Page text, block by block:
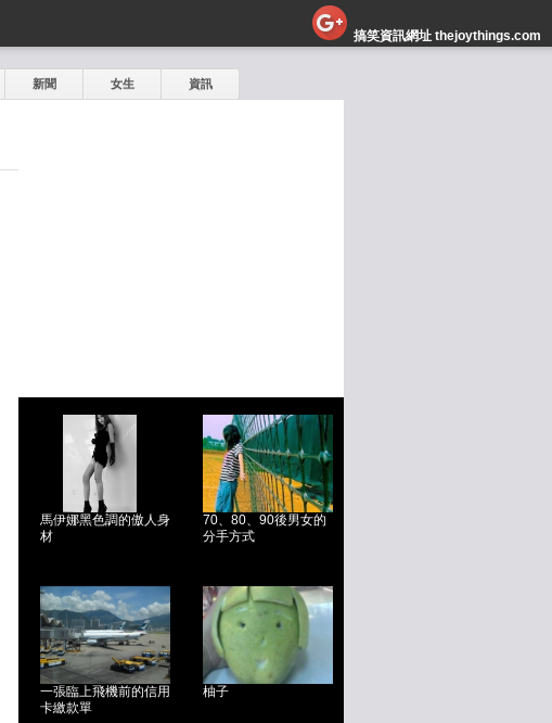
搞笑資訊網址 thejoythings.com
新聞 女生 資訊
馬伊娜黑色調的傲人身
材
70、80、90後男女的
分手方式
一張臨上飛機前的信用
卡繳款單
柚子